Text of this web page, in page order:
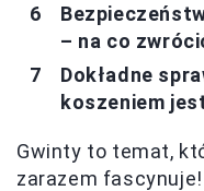
– na co
Dokładne
koszeniem
Gwinty to temat,
zarazem